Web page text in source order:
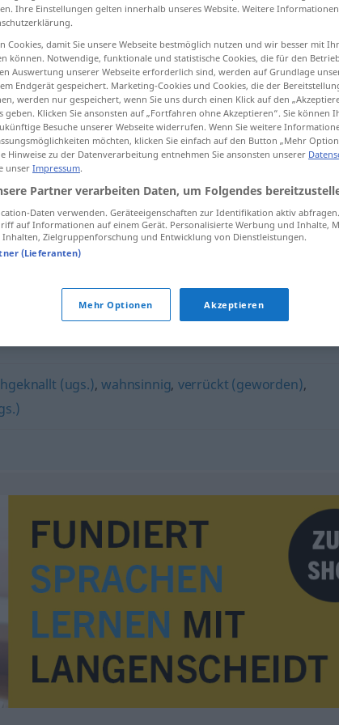
(ugs.),idiotisch,(geistig) minderbemittelt
,
Banane (sein) (ugs.),dämlich,unterbelichtet (ugs.)
(ugs.), wahnsinnig, verrückt (geworden),
Ihre Einstellungen gelten innerhalb unseres Website. Weitere
Cookies, damit Sie unsere Webseite bestmöglich nutzen und wir besser mit
können. Notwendige, funktionale und statistische Cookies, die für den
Auswertung unserer Webseite erforderlich sind, werden auf Grundlage
Endgerät gespeichert. Marketing-Cookies und Cookies, die der
werden nur gespeichert, wenn Sie uns durch einen Klick auf den
geben. Klicken Sie ansonsten auf „Fortfahren ohne Akzeptieren“. Sie können
Besuche unserer Webseite widerrufen. Wenn Sie weitere
möchten, klicken Sie einfach auf den Button „Mehr
Hinweise zu der Datenverarbeitung entnehmen Sie ansonsten unserer
unser Impressum.
Partner verarbeiten Daten, um Folgendes
Daten verwenden. Geräteeigenschaften zur Identifikation aktiv
auf Informationen auf einem Gerät. Personalisierte Werbung und Inhalte,
Zielgruppenforschung und Entwicklung von Dienstleistungen.
(Lieferanten)
Mehr Optionen Akzeptieren